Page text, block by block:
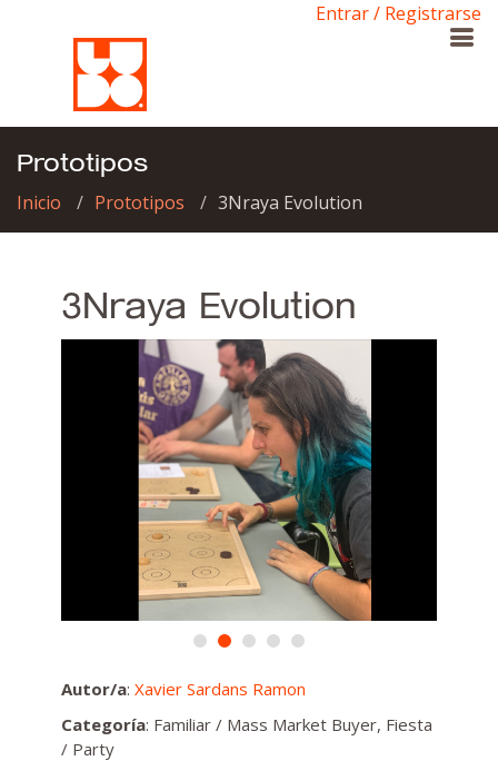
Entrar / Registrarse
Prototipos
Inicio Prototipos 3Nraya Evolution
3Nraya Evolution
Autor/a: Xavier Sardans Ramon
Categoría: Familiar / Mass Market Buyer, Fiesta
/ Party